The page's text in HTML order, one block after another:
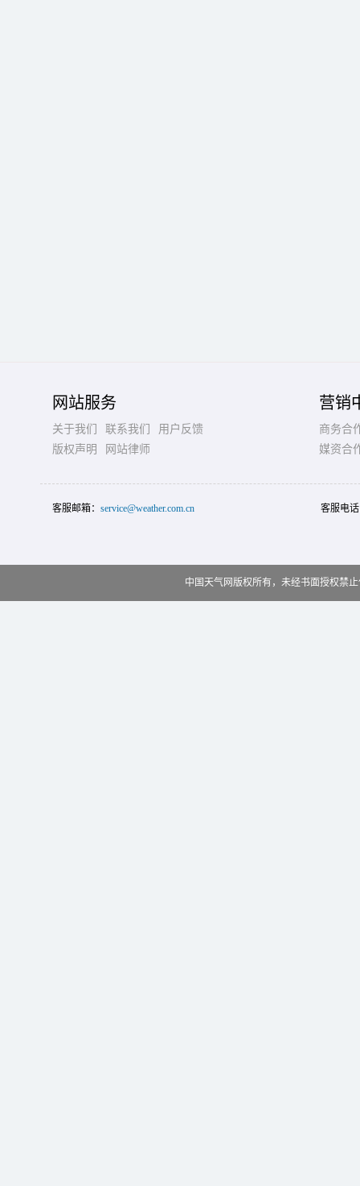
网站服务
关于我们 联系我们
用户反馈
版权声明
网站律师
营销
商务合
媒资合
客服邮箱： service@weather.com.cn 客服电
中国天气网版权所有，未经书面授权